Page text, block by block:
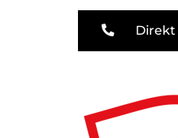
Direkt